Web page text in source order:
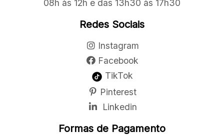
08h às 12h e das 13h30 às 17h30
Redes Sociais
Instagram
Facebook
TikTok
Pinterest
Linkedin
Formas de Pagamento